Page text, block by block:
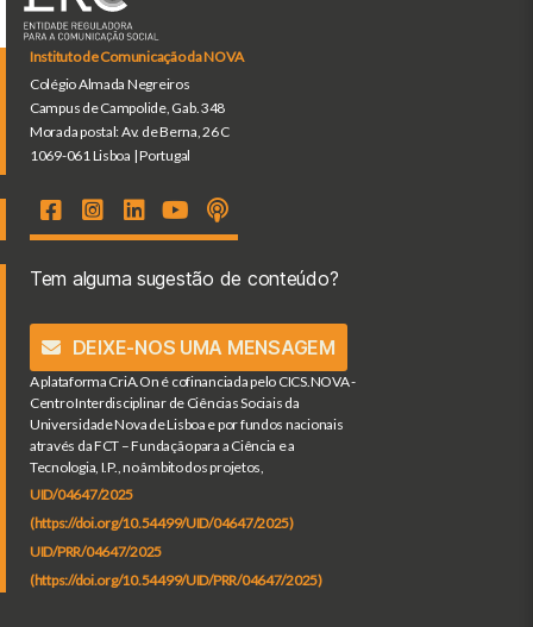
Instituto de Comunicação da NOVA
Colégio Almada Negreiros
Campus de Campolide, Gab. 348
Morada postal: Av. de Berna, 26 C
1069-061 Lisboa | Portugal
Tem alguma sugestão de conteúdo?
DEIXE-NOS UMA MENSAGEM
A plataforma CriA.On é cofinanciada pelo CICS.NOVA -
Centro Interdisciplinar de Ciências Sociais da
Universidade Nova de Lisboa e por fundos nacionais
através da FCT – Fundação para a Ciência e a
Tecnologia, I.P., no âmbito dos projetos,
UID/04647/2025
(https://doi.org/10.54499/UID/04647/2025)
UID/PRR/04647/2025
(https://doi.org/10.54499/UID/PRR/04647/2025)